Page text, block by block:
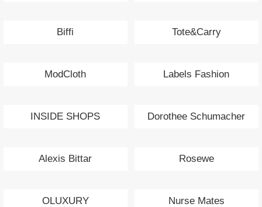
Biffi Tote&Carry
ModCloth Labels Fashion
INSIDE SHOPS Dorothee Schumacher
Alexis Bittar Rosewe
OLUXURY Nurse Mates